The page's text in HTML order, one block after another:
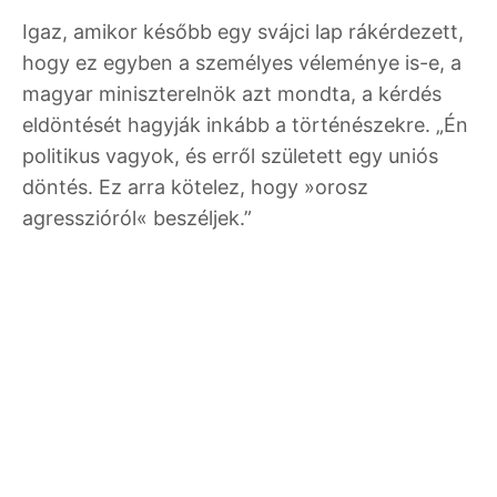
Igaz, amikor később egy svájci lap rákérdezett,
hogy ez egyben a személyes véleménye is-e, a
magyar miniszterelnök azt mondta, a kérdés
eldöntését hagyják inkább a történészekre. „Én
politikus vagyok, és erről született egy uniós
döntés. Ez arra kötelez, hogy »orosz
agresszióról« beszéljek.”